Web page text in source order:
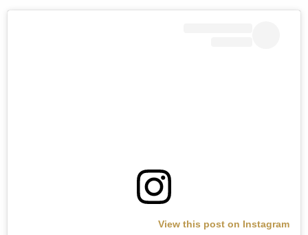
View this post on Instagram